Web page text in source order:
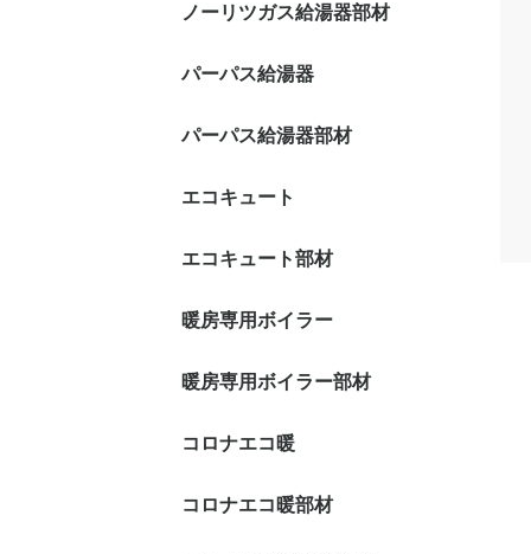
ノーリツガス給湯器部材
パーパス給湯器
パーパス給湯器部材
エコキュート
エコキュート部材
暖房専用ボイラー
暖房専用ボイラー部材
コロナエコ暖
コロナエコ暖部材